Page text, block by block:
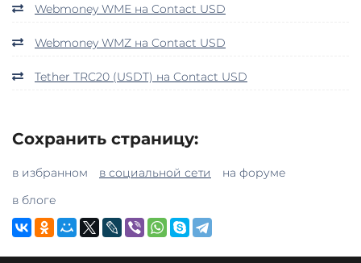
Webmoney WME на Contact USD
Webmoney WMZ на Contact USD
Tether TRC20 (USDT) на Contact USD
Сохранить страницу:
в избранном в социальной сети
на форуме
в блоге